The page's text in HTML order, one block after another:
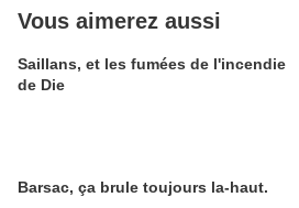
Vous aimerez aussi
Saillans, et les fumées de l'incendie
de Die
Barsac, ça brule toujours la-haut.